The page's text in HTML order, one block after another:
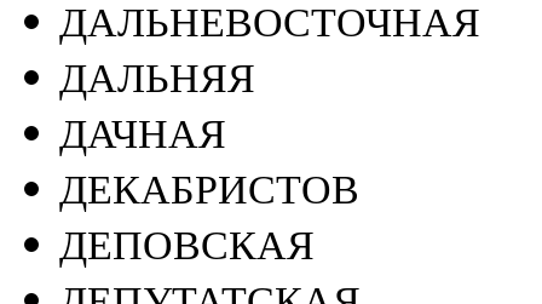
ДАЛЬНЕВОСТОЧНАЯ
ДАЛЬНЯЯ
ДАЧНАЯ
ДЕКАБРИСТОВ
ДЕПОВСКАЯ